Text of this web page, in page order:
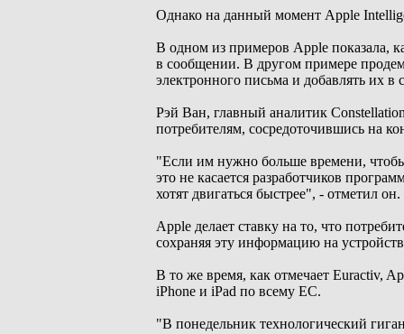
Однако на данный момент Apple
В одном из примеров Apple показала,
в сообщении. В другом примере
электронного письма и добавлять их в
Рэй Ван, главный аналитик
потребителям, сосредоточившись на
"Если им нужно больше времени, чтобы
это не касается разработчиков
хотят двигаться быстрее", - отметил он.
Apple делает ставку на то, что
сохраняя эту информацию на
В то же время, как отмечает Euractiv,
iPhone и iPad по всему ЕС.
"В понедельник технологический